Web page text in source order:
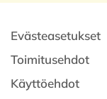
Evästeasetukset
Toimitusehdot
Käyttöehdot